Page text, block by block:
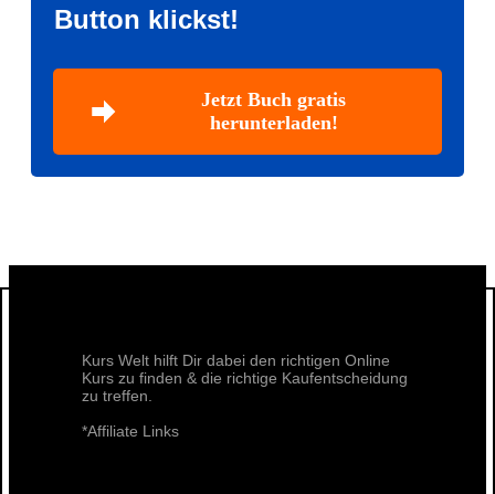
Button klickst!
Jetzt Buch gratis
herunterladen!
Kurs Welt hilft Dir dabei den richtigen Online
Kurs zu finden & die richtige Kaufentscheidung
zu treffen.
*Affiliate Links